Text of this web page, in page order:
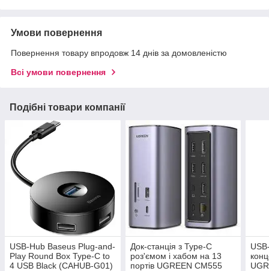
Умови повернення
Повернення товару впродовж 14 днів за домовленістю
Всі умови повернення
Подібні товари компанії
USB-Hub Baseus Plug-and-
Play Round Box Type-C to
4 USB Black (CAHUB-G01)
Док-станція з Type-C
роз'ємом і хабом на 13
портів UGREEN CM555